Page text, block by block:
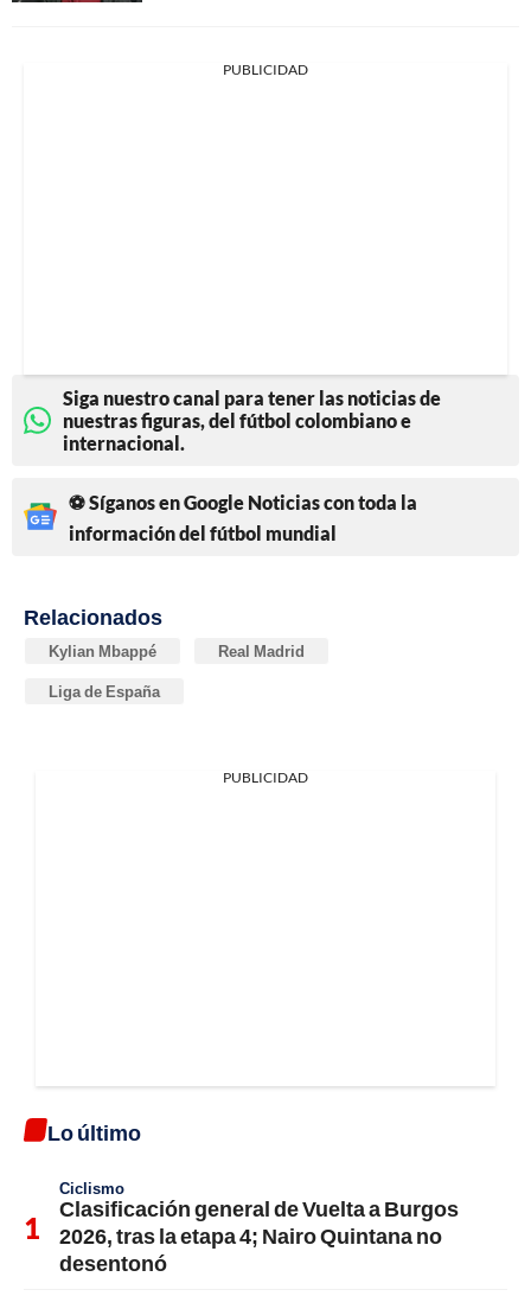
PUBLICIDAD
Siga nuestro canal para tener las noticias de
nuestras figuras, del fútbol colombiano e
internacional.
⚽ Síganos en Google Noticias con toda la
información del fútbol mundial
Relacionados
Kylian Mbappé Real Madrid
Liga de España
PUBLICIDAD
Lo último
Ciclismo
Clasificación general de Vuelta a Burgos
2026, tras la etapa 4; Nairo Quintana no
desentonó